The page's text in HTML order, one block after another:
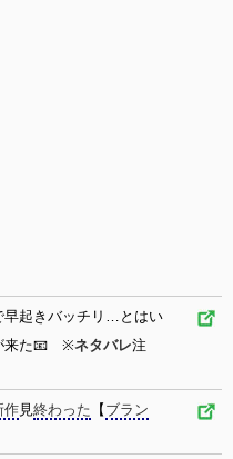
早起きバッチリ…とはい
来た📧 ※ネタバレ注
作見終わった 【 ブラン